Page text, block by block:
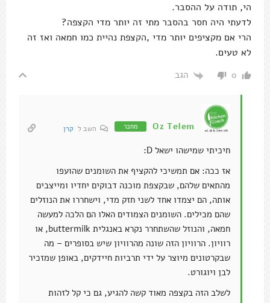
הי, תודה על ההסבר.
לדעתי היה חסר בהסבר מתי זה יותר מדי הקצפה?
הרי אם מקציפים יותר מדי ,הקצפת נהיית כמו חמאה ואז זה
לא טעים.
0 הגב
Oz Telem מחבר השב ל קרן
חיכיתי שמישהו ישאל D:
אז ככה: אם תמשיכי להקציף את השומנים שהועפו
מהתאים שלהם, שבקצפת מוכנה דבוקים יחדיו ומייצבים
אותה, הם יצמדו אחד לשני חזק מדי, וישחררו את הנוזלים
שהם מכילים. השומנים הצמודים האלו הם הלכה למעשה
חמאה, והנוזל שהשתחרר נקרא באנגלית buttermilk, או
רוויון. הרוויון הזה שונה מהרוויון שיש בסופרים – מה
שבקרטונים מיוצר על ידי תרביות חיידקים, באופן שמזכיר
לבן ויוגורט.
לשלב הזה בקצפה מאוד קשה להגיע, גם כי קל לזהות